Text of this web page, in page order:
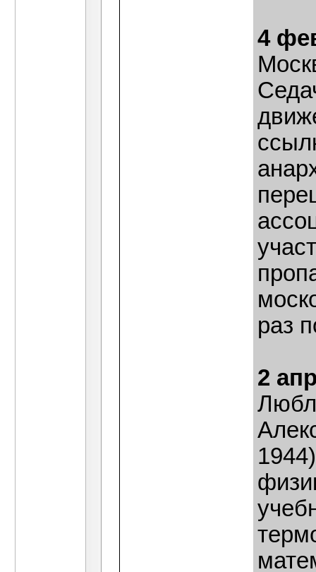
4
раз
2